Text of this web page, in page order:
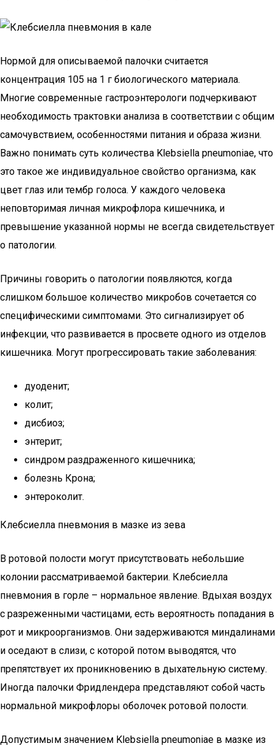
Нормой для описываемой палочки считается
концентрация 105 на 1 г биологического материала.
Многие современные гастроэнтерологи подчеркивают
необходимость трактовки анализа в соответствии с общим
самочувствием, особенностями питания и образа жизни.
Важно понимать суть количества Klebsiella pneumoniae, что
это такое же индивидуальное свойство организма, как
цвет глаз или тембр голоса. У каждого человека
неповторимая личная микрофлора кишечника, и
превышение указанной нормы не всегда свидетельствует
о патологии.
Причины говорить о патологии появляются, когда
слишком большое количество микробов сочетается со
специфическими симптомами. Это сигнализирует об
инфекции, что развивается в просвете одного из отделов
кишечника. Могут прогрессировать такие заболевания:
дуоденит;
колит;
дисбиоз;
энтерит;
синдром раздраженного кишечника;
болезнь Крона;
энтероколит.
Клебсиелла пневмония в мазке из зева
В ротовой полости могут присутствовать небольшие
колонии рассматриваемой бактерии. Клебсиелла
пневмония в горле – нормальное явление. Вдыхая воздух
с разреженными частицами, есть вероятность попадания в
рот и микроорганизмов. Они задерживаются миндалинами
и оседают в слизи, с которой потом выводятся, что
препятствует их проникновению в дыхательную систему.
Иногда палочки Фридлендера представляют собой часть
нормальной микрофлоры оболочек ротовой полости.
Допустимым значением Klebsiella pneumoniae в мазке из